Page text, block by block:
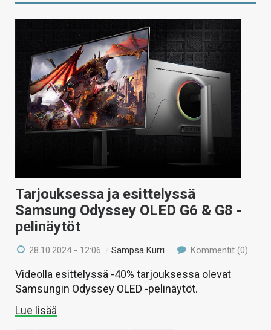
Tarjouksessa ja esittelyssä
Samsung Odyssey OLED G6 & G8 -
pelinäytöt
28.10.2024 - 12:06 /Sampsa Kurri Kommentit (0)
Videolla esittelyssä -40% tarjouksessa olevat
Samsungin Odyssey OLED -pelinäytöt.
Lue lisää